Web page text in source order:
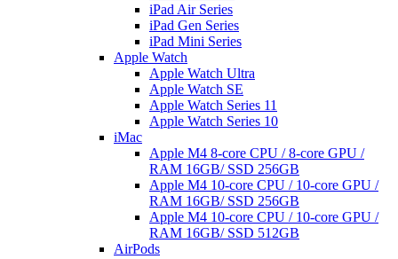
iPad Air Series
iPad Gen Series
iPad Mini Series
Apple Watch
Apple Watch Ultra
Apple Watch SE
Apple Watch Series 11
Apple Watch Series 10
iMac
Apple M4 8-core CPU / 8-core GPU /
RAM 16GB/ SSD 256GB
Apple M4 10-core CPU / 10-core GPU /
RAM 16GB/ SSD 256GB
Apple M4 10-core CPU / 10-core GPU /
RAM 16GB/ SSD 512GB
AirPods